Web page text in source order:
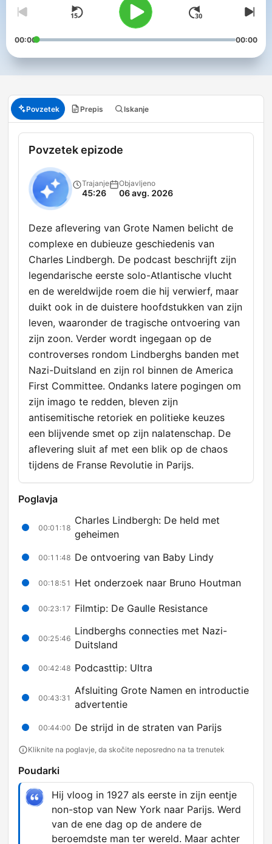
00:00 00:00
Povzetek Prepis Iskanje
Povzetek epizode
Trajanje
45:26
Objavljeno
06 avg. 2026
Deze aflevering van Grote Namen belicht de
complexe en dubieuze geschiedenis van
Charles Lindbergh. De podcast beschrijft zijn
legendarische eerste solo-Atlantische vlucht
en de wereldwijde roem die hij verwierf, maar
duikt ook in de duistere hoofdstukken van zijn
leven, waaronder de tragische ontvoering van
zijn zoon. Verder wordt ingegaan op de
controverses rondom Lindberghs banden met
Nazi-Duitsland en zijn rol binnen de America
First Committee. Ondanks latere pogingen om
zijn imago te redden, bleven zijn
antisemitische retoriek en politieke keuzes
een blijvende smet op zijn nalatenschap. De
aflevering sluit af met een blik op de chaos
tijdens de Franse Revolutie in Parijs.
Poglavja
00:01:18
Charles Lindbergh: De held met
geheimen
00:11:48 De ontvoering van Baby Lindy
00:18:51 Het onderzoek naar Bruno Houtman
00:23:17 Filmtip: De Gaulle Resistance
00:25:46
Lindberghs connecties met Nazi-
Duitsland
00:42:48 Podcasttip: Ultra
00:43:31
Afsluiting Grote Namen en introductie
advertentie
00:44:00 De strijd in de straten van Parijs
Kliknite na poglavje, da skočite neposredno na ta trenutek
Poudarki
Hij vloog in 1927 als eerste in zijn eentje
non-stop van New York naar Parijs. Werd
van de ene dag op de andere de
beroemdste man ter wereld. Maar achter